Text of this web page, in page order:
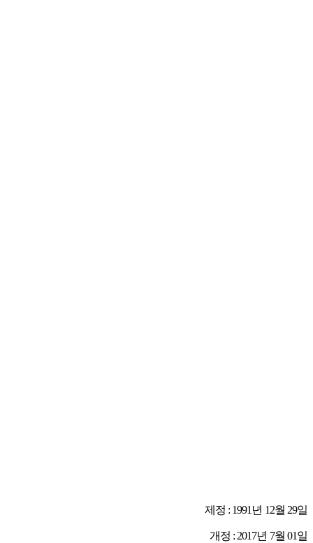
제정 : 1991 년 12월 29일
개정 : 2017년 7월 01일